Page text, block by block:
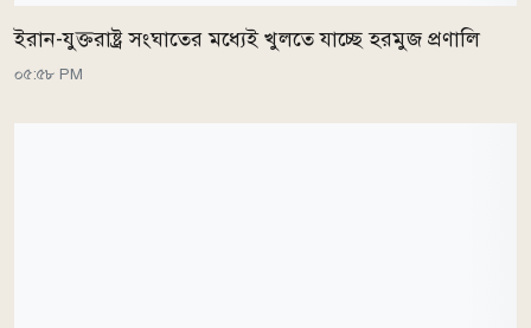
ইরান-যুক্তরাষ্ট্র সংঘাতের মধ্যেই খুলতে যাচ্ছে হরমুজ প্রণালি
০৫:৫৮ PM